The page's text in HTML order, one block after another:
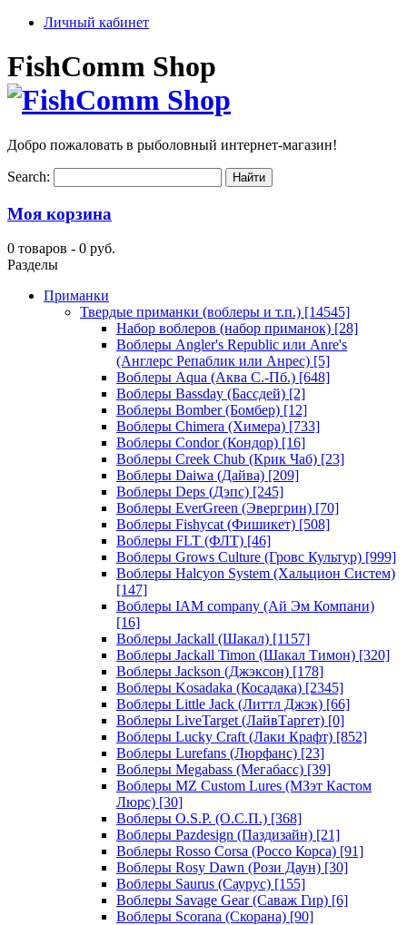
Личный кабинет
FishComm Shop
Добро пожаловать в рыболовный интернет-магазин!
Search:
Моя корзина
0 товаров - 0 руб.
Разделы
Приманки
Твердые приманки (воблеры и т.п.) [14545]
Набор воблеров (набор приманок) [28]
Воблеры Angler's Republic или Anre's
(Англерс Репаблик или Анрес) [5]
Воблеры Aqua (Аква С.-Пб.) [648]
Воблеры Bassday (Бассдей) [2]
Воблеры Bomber (Бомбер) [12]
Воблеры Chimera (Химера) [733]
Воблеры Condor (Кондор) [16]
Воблеры Creek Chub (Крик Чаб) [23]
Воблеры Daiwa (Дайва) [209]
Воблеры Deps (Дэпс) [245]
Воблеры EverGreen (Эвергрин) [70]
Воблеры Fishycat (Фишикет) [508]
Воблеры FLT (ФЛТ) [46]
Воблеры Grows Culture (Гровс Культур) [999]
Воблеры Halcyon System (Хальцион Систем)
[147]
Воблеры IAM company (Ай Эм Компани)
[16]
Воблеры Jackall (Шакал) [1157]
Воблеры Jackall Timon (Шакал Тимон) [320]
Воблеры Jackson (Джэксон) [178]
Воблеры Kosadaka (Косадака) [2345]
Воблеры Little Jack (Литтл Джэк) [66]
Воблеры LiveTarget (ЛайвТаргет) [0]
Воблеры Lucky Craft (Лаки Крафт) [852]
Воблеры Lurefans (Люрфанс) [23]
Воблеры Megabass (Мегабасс) [39]
Воблеры MZ Custom Lures (МЗэт Кастом
Люрс) [30]
Воблеры O.S.P. (О.С.П.) [368]
Воблеры Pazdesign (Паздизайн) [21]
Воблеры Rosso Corsa (Россо Корса) [91]
Воблеры Rosy Dawn (Рози Даун) [30]
Воблеры Saurus (Саурус) [155]
Воблеры Savage Gear (Саваж Гир) [6]
Воблеры Scorana (Скорана) [90]